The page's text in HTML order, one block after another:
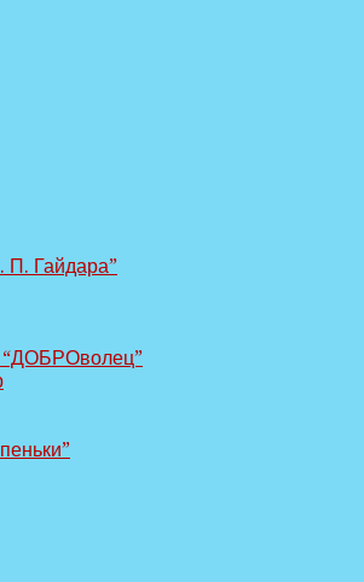
Гайдара”
“ДОБРОволец”